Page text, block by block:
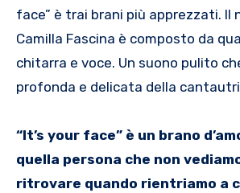
face” è trai brani più apprezzati. Il
Camilla Fascina è composto da
chitarra e voce. Un suono pulito
profonda e delicata della
“It’s your face” è un brano
quella persona che non
ritrovare quando rientriamo a